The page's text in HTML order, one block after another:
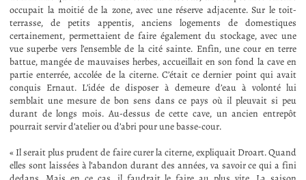
occupait la moitié de la zone, avec une réserve adjacente. Sur le toit-
terrasse, de petits appentis, anciens logements de domestiques
certainement, permettaient de faire également du stockage, avec une
vue superbe vers l’ensemble de la cité sainte. Enfin, une cour en terre
battue, mangée de mauvaises herbes, accueillait en son fond la cave en
partie enterrée, accolée de la citerne. C’était ce dernier point qui avait
conquis Ernaut. L’idée de disposer à demeure d’eau à volonté lui
semblait une mesure de bon sens dans ce pays où il pleuvait si peu
durant de longs mois. Au-dessus de cette cave, un ancien entrepôt
pourrait servir d’atelier ou d’abri pour une basse-cour.
« Il serait plus prudent de faire curer la citerne, expliquait Droart. Quand
elles sont laissées à l’abandon durant des années, va savoir ce qui a fini